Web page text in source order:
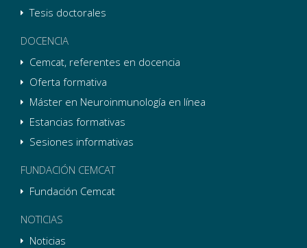
Tesis doctorales
DOCENCIA
Cemcat, referentes en docencia
Oferta formativa
Máster en Neuroinmunología en línea
Estancias formativas
Sesiones informativas
FUNDACIÓN CEMCAT
Fundación Cemcat
NOTICIAS
Noticias